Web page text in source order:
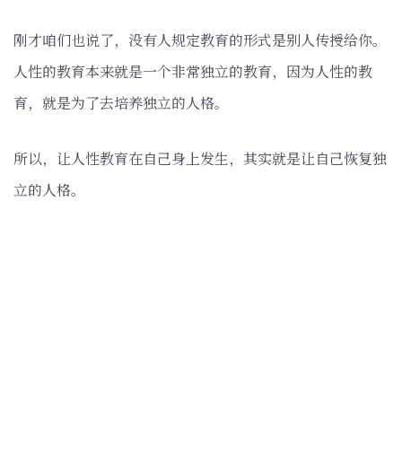
刚才咱们也说了，没有人规定教育的形式是别人传授给你。
人性的教育本来就是一个非常独立的教育，因为人性的教
育，就是为了去培养独立的人格。
所以，让人性教育在自己身上发生，其实就是让自己恢复独
立的人格。